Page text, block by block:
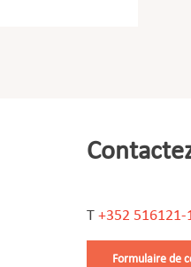
T+352 516121-
Formulaire de